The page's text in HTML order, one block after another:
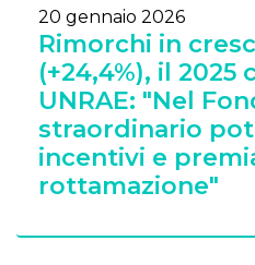
20 gennaio 2026
Rimorchi in
(+24,4%), il 2025
UNRAE: "Nel
straordinario
incentivi e
rottamazione"